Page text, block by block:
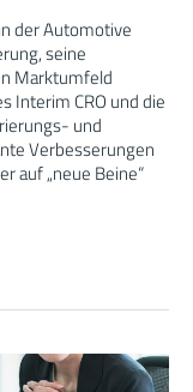
der Automotive
seine
Marktumfeld
Interim CRO und die
und
Verbesserungen
auf „neue Beine“